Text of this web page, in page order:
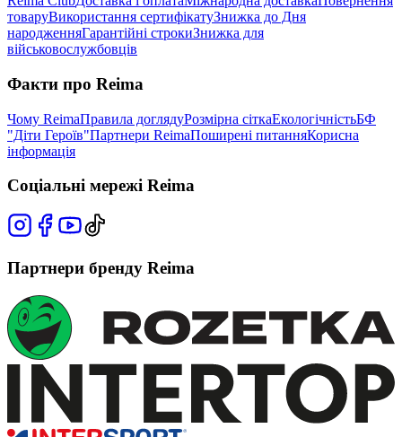
товаруВикористання сертифікатуЗнижка до Дня
народженняГарантійні строкиЗнижка для
військовослужбовців
Факти про Reima
Чому ReimaПравила доглядуРозмірна сіткаЕкологічністьБФ
"Діти Героїв"Партнери ReimaПоширені питанняКорисна
інформація
Соціальні мережі Reima
Партнери бренду Reima